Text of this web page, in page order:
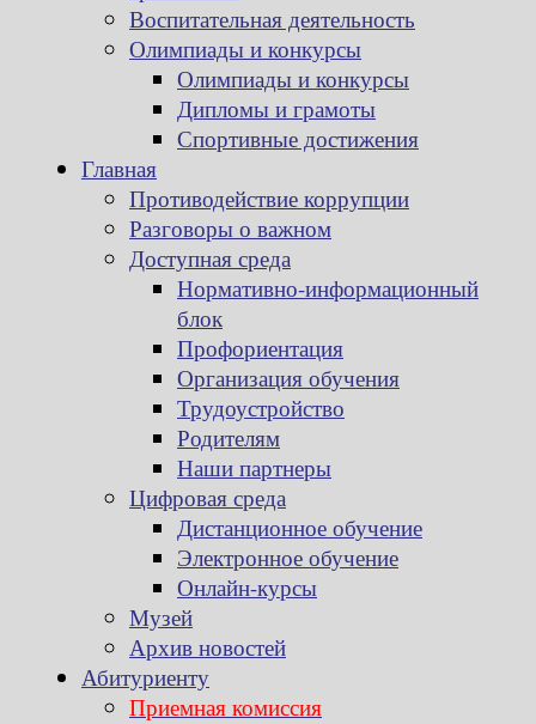
Воспитательная деятельность
Олимпиады и конкурсы
Олимпиады и конкурсы
Дипломы и грамоты
Спортивные достижения
Главная
Противодействие коррупции
Разговоры о важном
Доступная среда
Нормативно-информационный
блок
Профориентация
Организация обучения
Трудоустройство
Родителям
Наши партнеры
Цифровая среда
Дистанционное обучение
Электронное обучение
Онлайн-курсы
Музей
Архив новостей
Абитуриенту
Приемная комиссия